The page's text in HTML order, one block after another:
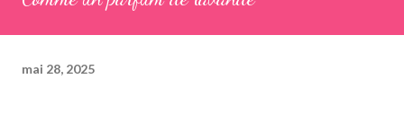
mai 28, 2025